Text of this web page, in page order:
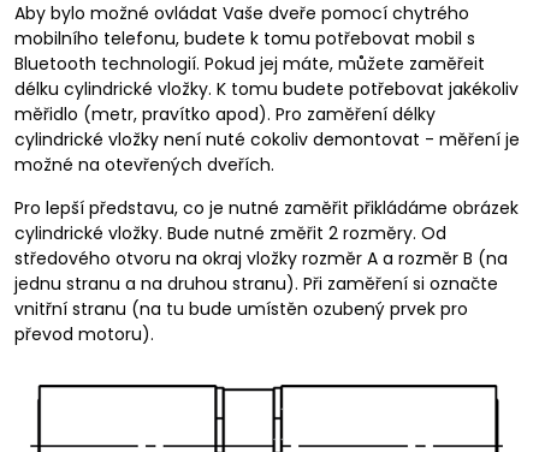
Aby bylo možné ovládat Vaše dveře pomocí chytrého
mobilního telefonu, budete k tomu potřebovat mobil s
Bluetooth technologií. Pokud jej máte, můžete zaměřeit
délku cylindrické vložky. K tomu budete potřebovat jakékoliv
měřidlo (metr, pravítko apod). Pro zaměření délky
cylindrické vložky není nuté cokoliv demontovat - měření je
možné na otevřených dveřích.
Pro lepší představu, co je nutné zaměřit přikládáme obrázek
cylindrické vložky. Bude nutné změřit 2 rozměry. Od
středového otvoru na okraj vložky rozměr A a rozměr B (na
jednu stranu a na druhou stranu). Při zaměření si označte
vnitřní stranu (na tu bude umístěn ozubený prvek pro
převod motoru).